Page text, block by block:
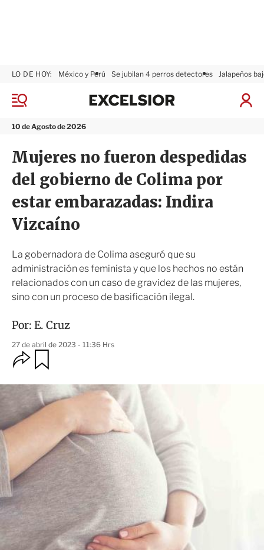
M
n
10 de Agosto de 2026
LO DE HOY: México y Perú Se jubilan 4 perros detectores Jalapeños
I
a
x
i
r
Mujeres no fueron despedidas
del gobierno de Colima por
estar embarazadas: Indira
Vizcaíno
La gobernadora de Colima aseguró que su
administración es feminista y que los hechos no están
relacionados con un caso de gravidez de las mujeres,
sino con un proceso de basificación ilegal.
Por: E. Cruz
27 de abril de 2023 - 11:36 Hrs
O
p
i
o
n
s
c
m
a
t
r
d
a